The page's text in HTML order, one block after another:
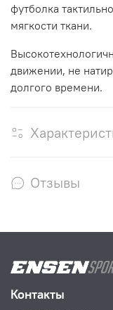
футболка
мягкости ткани.
движении, не
долгого времени.
Отзывы
Контакты